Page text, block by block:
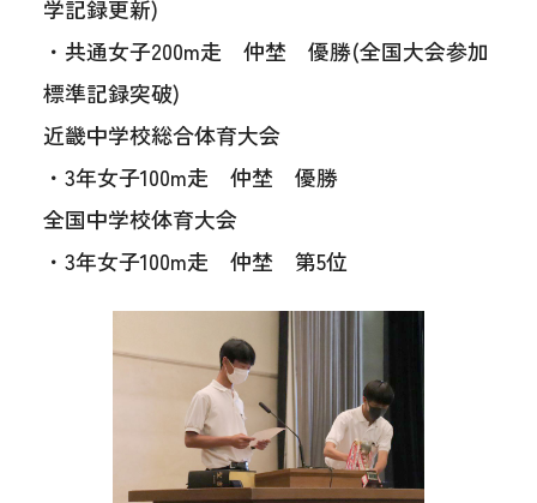
学記録更新)
・共通女子200m走 仲埜 優勝(全国大会参加
標準記録突破)
近畿中学校総合体育大会
・3年女子100m走 仲埜 優勝
全国中学校体育大会
・3年女子100m走 仲埜 第5位